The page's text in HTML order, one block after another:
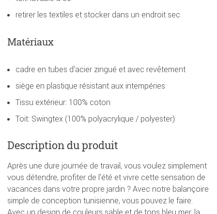
retirer les textiles et stocker dans un endroit sec
Matériaux
cadre en tubes d'acier zingué et avec revêtement
siège en plastique résistant aux intempéries
Tissu extérieur: 100% coton
Toit: Swingtex (100% polyacrylique / polyester)
Description du produit
Après une dure journée de travail, vous voulez simplement
vous détendre, profiter de l'été et vivre cette sensation de
vacances dans votre propre jardin ? Avec notre balançoire
simple de conception tunisienne, vous pouvez le faire.